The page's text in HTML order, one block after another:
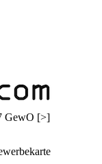
GewO [>]